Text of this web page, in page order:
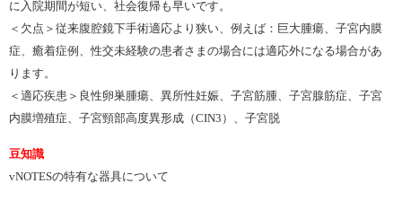
に入院期間が短い、社会復帰も早いです。
＜欠点＞従来腹腔鏡下手術適応より狭い、例えば：巨大腫瘍、子宮内膜
症、癒着症例、性交未経験の患者さまの場合には適応外になる場合があ
ります。
＜適応疾患＞良性卵巣腫瘍、異所性妊娠、子宮筋腫、子宮腺筋症、子宮
内膜増殖症、子宮頸部高度異形成（CIN3）、子宮脱
豆知識
vNOTESの特有な器具について